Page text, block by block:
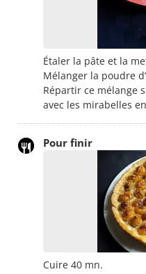
Étaler la pâte et la
Mélanger la poudre
Répartir ce mélange
avec les mirabelles
Pour finir
Cuire 40 mn.